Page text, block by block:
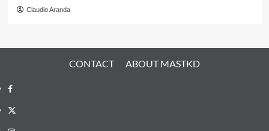
Claudio Aranda
CONTACT ABOUT MASTKD
Facebook
X